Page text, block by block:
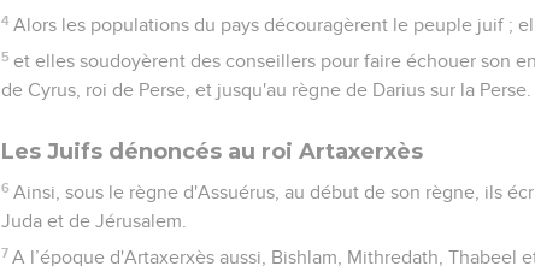
4 Alors les populations du pays découragèrent le peuple juif ;
5 et elles soudoyèrent des conseillers pour faire échouer son
de Cyrus, roi de Perse, et jusqu'au règne de Darius sur la Perse.
Les Juifs dénoncés au roi Artaxerxès
6 Ainsi, sous le règne d'Assuérus, au début de son règne, ils
Juda et de Jérusalem.
7 A l’époque d'Artaxerxès aussi, Bishlam, Mithredath, Thabeel